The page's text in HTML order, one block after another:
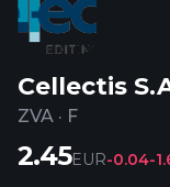
Cellectis
ZVA · F
2.45EUR-0.04-